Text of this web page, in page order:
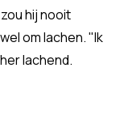
hij nooit
om lachen. "Ik
lachend.